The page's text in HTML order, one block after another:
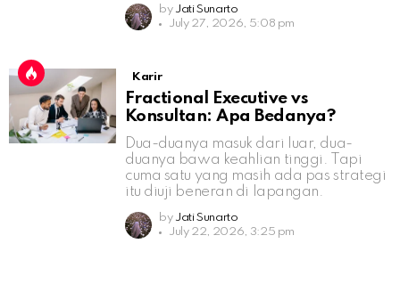
by Jati Sunarto
July 27, 2026, 5:08 pm
Karir
Fractional Executive vs
Konsultan: Apa Bedanya?
Dua-duanya masuk dari luar, dua-
duanya bawa keahlian tinggi. Tapi
cuma satu yang masih ada pas strategi
itu diuji beneran di lapangan.
by Jati Sunarto
July 22, 2026, 3:25 pm